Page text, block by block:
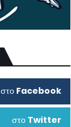
στο Facebook
στο Twitter